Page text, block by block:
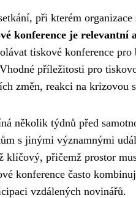
při kterém
konference je relevantní
tiskové konference
příležitosti pro
změn, reakci na krizovou
několik týdnů před
s jinými významnými
klíčový, přičemž prostor
konference často
vzdálených novinářů.